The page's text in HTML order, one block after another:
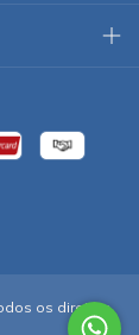
os direitos